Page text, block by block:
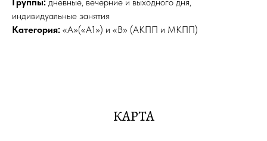
индивидуальные занятия
Категория: «А»(«А1») и «В» (АКПП и МКПП)
КАРТА